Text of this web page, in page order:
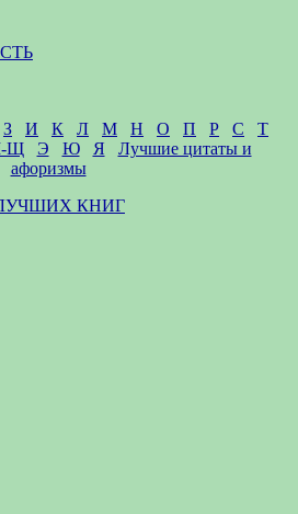
З И К Л М Н О П Р С
Т
Щ Э Ю Я
Лучшие цитаты и
афоризмы
ЛУЧШИХ КНИГ